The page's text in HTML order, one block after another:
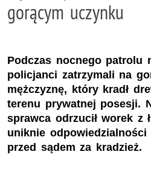
gorącym uczynku
Podczas nocnego patrolu
policjanci zatrzymali na
mężczyznę, który kradł
terenu prywatnej posesji.
sprawca odrzucił worek z
uniknie
przed sądem za kradzież.